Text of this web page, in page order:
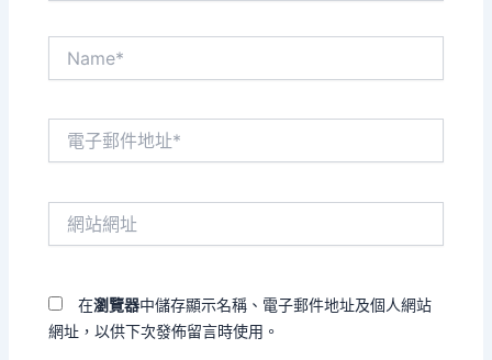
在瀏覽器中儲存顯示名稱、電子郵件地址及個人網站
網址，以供下次發佈留言時使用。